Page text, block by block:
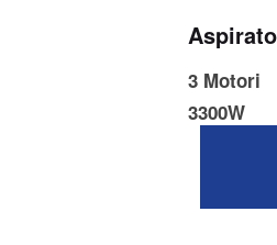
3 Motori
3300W